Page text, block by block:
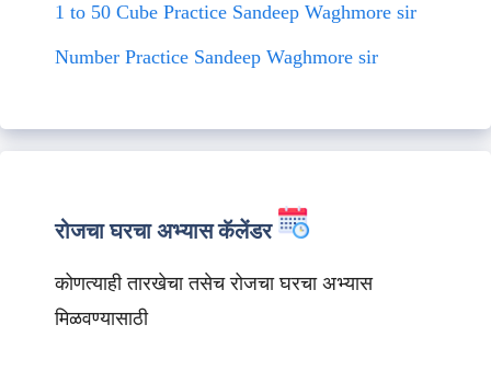
1 to 50 Cube Practice Sandeep Waghmore sir
Number Practice Sandeep Waghmore sir
रोजचा घरचा अभ्यास कॅलेंडर
कोणत्याही तारखेचा तसेच रोजचा घरचा अभ्यास
मिळवण्यासाठी